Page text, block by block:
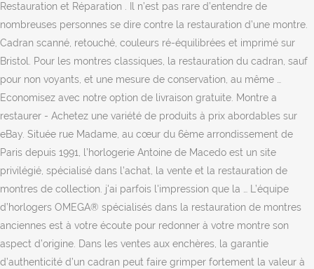
Restauration et Réparation . Il n’est pas rare d’entendre de
nombreuses personnes se dire contre la restauration d’une montre.
Cadran scanné, retouché, couleurs ré-équilibrées et imprimé sur
Bristol. Pour les montres classiques, la restauration du cadran, sauf
pour non voyants, et une mesure de conservation, au même …
Economisez avec notre option de livraison gratuite. Montre a
restaurer - Achetez une variété de produits à prix abordables sur
eBay. Située rue Madame, au cœur du 6ème arrondissement de
Paris depuis 1991, l’horlogerie Antoine de Macedo est un site
privilégié, spécialisé dans l’achat, la vente et la restauration de
montres de collection. j'ai parfois l'impression que la … L’équipe
d’horlogers OMEGA® spécialisés dans la restauration de montres
anciennes est à votre écoute pour redonner à votre montre son
aspect d’origine. Dans les ventes aux enchères, la garantie
d’authenticité d’un cadran peut faire grimper fortement la valeur à